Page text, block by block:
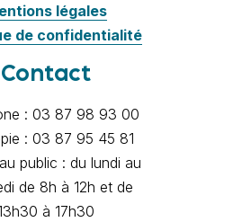
légales
de confidentialité
Contact
: 03 87 98 93 00
: 03 87 95 45 81
public : du lundi au
de 8h à 12h et de
à 17h30